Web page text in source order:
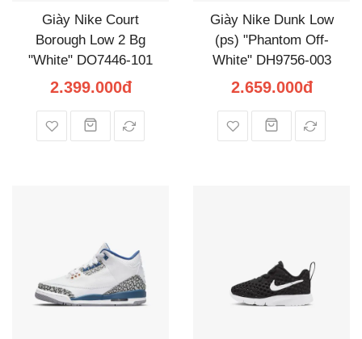
Giày Nike Court
Borough Low 2 Bg
"White" DO7446-101
2.399.000đ
Giày Nike Dunk Low
(ps) "Phantom Off-
White" DH9756-003
2.659.000đ